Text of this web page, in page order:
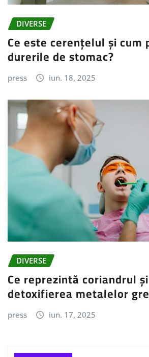
DIVERSE
Ce este cerențelul și cum
durerile de stomac?
press iun. 18, 2025
DIVERSE
Ce reprezintă coriandrul
detoxifierea metalelor
press iun. 17, 2025